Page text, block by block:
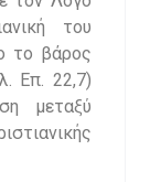
του
το βάρος
Επ. 22,7)
μεταξύ